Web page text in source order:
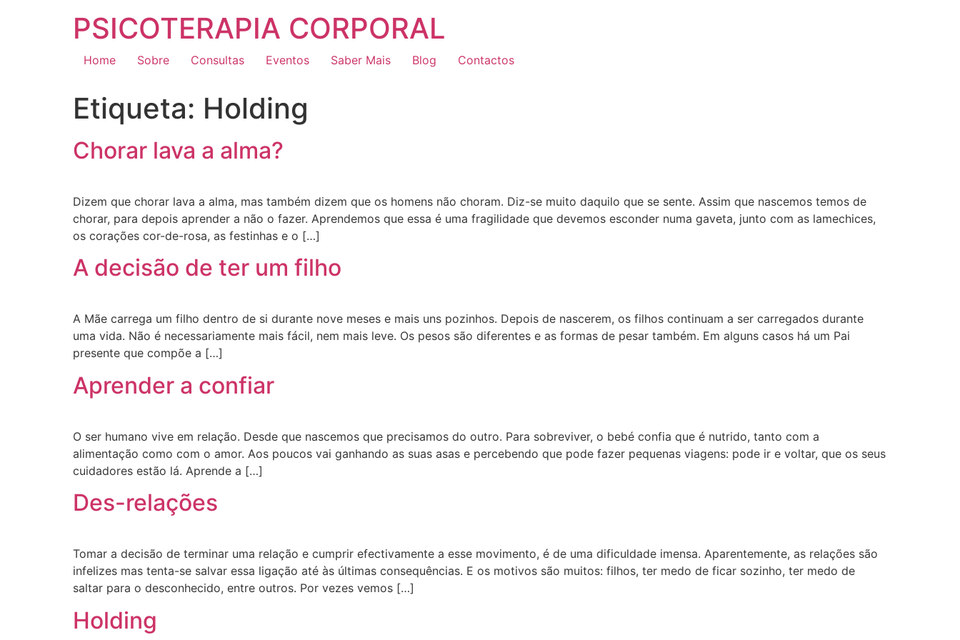
PSICOTERAPIA CORPORAL
Home Sobre Consultas Eventos Saber Mais Blog Contactos
Etiqueta: Holding
Chorar lava a alma?
Dizem que chorar lava a alma, mas também dizem que os homens não choram. Diz-se muito daquilo que se sente. Assim que nascemos temos de
chorar, para depois aprender a não o fazer. Aprendemos que essa é uma fragilidade que devemos esconder numa gaveta, junto com as lamechices,
os corações cor-de-rosa, as festinhas e o […]
A decisão de ter um filho
A Mãe carrega um filho dentro de si durante nove meses e mais uns pozinhos. Depois de nascerem, os filhos continuam a ser carregados durante
uma vida. Não é necessariamente mais fácil, nem mais leve. Os pesos são diferentes e as formas de pesar também. Em alguns casos há um Pai
presente que compõe a […]
Aprender a confiar
O ser humano vive em relação. Desde que nascemos que precisamos do outro. Para sobreviver, o bebé confia que é nutrido, tanto com a
alimentação como com o amor. Aos poucos vai ganhando as suas asas e percebendo que pode fazer pequenas viagens: pode ir e voltar, que os seus
cuidadores estão lá. Aprende a […]
Des-relações
Tomar a decisão de terminar uma relação e cumprir efectivamente a esse movimento, é de uma dificuldade imensa. Aparentemente, as relações são
infelizes mas tenta-se salvar essa ligação até às últimas consequências. E os motivos são muitos: filhos, ter medo de ficar sozinho, ter medo de
saltar para o desconhecido, entre outros. Por vezes vemos […]
Holding